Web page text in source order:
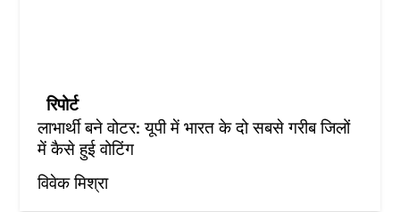
रिपोर्ट
लाभार्थी बने वोटर: यूपी में भारत के दो सबसे गरीब जिलों
में कैसे हुई वोटिंग
विवेक मिश्रा